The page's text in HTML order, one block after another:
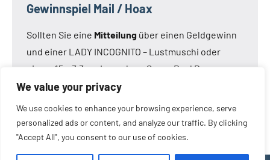
We value your privacy
We use cookies to enhance your browsing experience, serve
personalized ads or content, and analyze our traffic. By clicking
"Accept All", you consent to our use of cookies.
Gewinnspiel Mail / Hoax
Sollten Sie eine Mitteilung über einen Geldgewinn
und einer LADY INCOGNITO – Lustmuschi oder
einem 15 x 3,3 cm Loveclone Super Real Dong –
oder was immer den Kameraden noch einfällt –
Mail ist eine Fälschung.